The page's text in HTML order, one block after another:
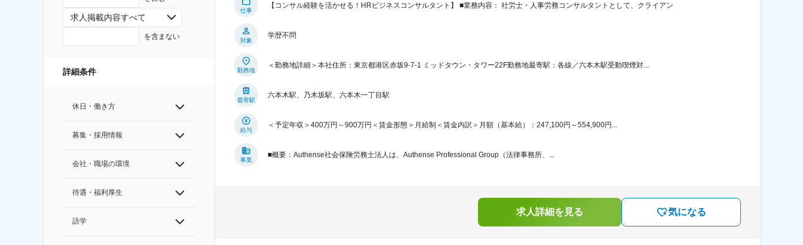
求人掲載内容すべて
を含まない
詳細条件
休日・働き方
募集・採用情報
会社・職場の環境
待遇・福利厚生
語学
仕事
【コンサル経験を活かせる！HRビジネスコンサルタント】 ■業務内容： 社労士・人事労務コンサルタントとして、クライアン
対象
学歴不問
勤務地
＜勤務地詳細＞本社住所：東京都港区赤坂9-7-1 ミッドタウン・タワー22F勤務地最寄駅：各線／六本木駅受動喫煙対...
最寄駅
六本木駅、乃木坂駅、六本木一丁目駅
給与
＜予定年収＞400万円～900万円＜賃金形態＞月給制＜賃金内訳＞月額（基本給）：247,100円～554,900円...
事業
■概要：Authense社会保険労務士法人は、Authense Professional Group（法律事務所、...
求人詳細を見る 気になる